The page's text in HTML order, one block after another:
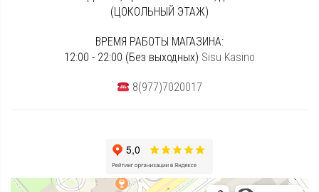
(ЦОКОЛЬНЫЙ ЭТАЖ)
ВРЕМЯ РАБОТЫ МАГАЗИНА:
12:00 - 22:00 (Без выходных) Sisu Kasino
8(977)7020017